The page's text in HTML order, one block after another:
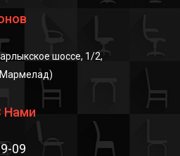
шоссе, 1/2,
Мармелад)
Нами
09